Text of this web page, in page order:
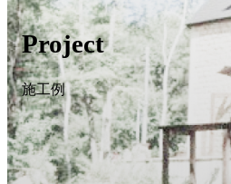
Project
施工例